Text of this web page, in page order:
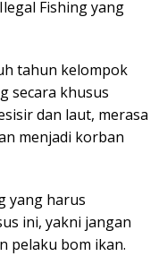
Fishing yang
tahun kelompok
secara khusus
dan laut, merasa
menjadi korban
yang harus
ini, yakni jangan
pelaku bom ikan.